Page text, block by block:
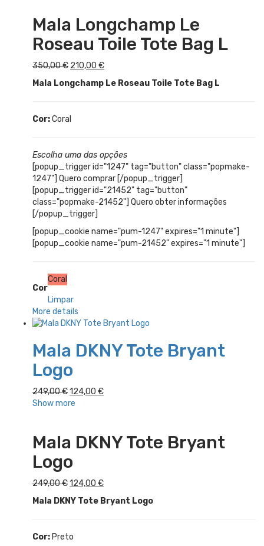
350,00 €.210,00 €.
Mala Longchamp Le
Roseau Toile Tote Bag L
350,00€ O
original
210,00 €O
atual
Mala Longchamp Le Roseau Toile Tote Bag L
Cor:Coral
Escolha uma das opções
[popup_trigger id="1247" tag="button" class="popmake-
1247"] Quero comprar [/popup_trigger]
[popup_trigger id="21452" tag="button"
class="popmake-21452"] Quero obter informações
[/popup_trigger]
[popup_cookie name="pum-1247" expires="1 minute"]
[popup_cookie name="pum-21452" expires="1 minute"]
Cor
Coral
Limpar
More details
Mala DKNY Tote Bryant
Logo
249,00€O
preço
249,00 €.
124,00 €O
124,00 €.
Show more
Mala DKNY Tote Bryant
Logo
249,00€O
preço
original
124,00 €O
preço
atual
Mala DKNY Tote Bryant Logo
Cor:Preto